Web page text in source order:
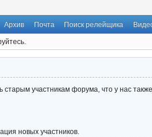
Архив Почта Поиск релейщика
участникам форума, что у нас
новых участников.